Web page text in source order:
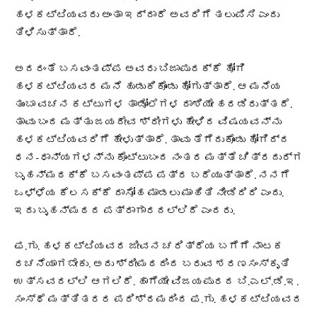
ಹಳಕಟ್ಟಿಯವರು ಅಂತಾ ಇದ್ದಾರೆ ಅವರಿಗೆ ತಲುಪಿಸಿ ಎಂದು
ತಿಳಿಸುತ್ತಾರೆ.
ಅದರಂತೆ ಬಸವಂತಪ್ಪ ಅವರು ಬಿಜಾಪುರಕ್ಕೆ ಹೋಗಿ
ಹಳಕಟ್ಟಿಯವರ ಮನೆ ಹುಡುಕಿಕೊಂಡು ಹೋಗುತ್ತಾರೆ. ಆ ಮನೆಯ
ತುಂಬಾ ವಚನ ಕಟ್ಟುಗಳ ತಾಡೋಲೆಗಳ ರಾಶಿಯೇ ಹರಡಿರುತ್ತದೆ.
ತಾವು ಬಂದ ಮತ್ತು ಜಯದೇವ ಶ್ರೀಗಳು ಹೇಳಿದ ವಿಷಯವನ್ನು
ಹಳಕಟ್ಟಿಯವರಿಗೆ ಹೇಳುತ್ತಾರೆ. ತಾವು ತೆಗೆದುಕೊಂಡು ಹೋಗಿದ್ದ
ಧನ-ಧಾನ್ಯಗಳನ್ನು ಕೊಟ್ಟುಬಂದ ನಂತರ ಮತ್ತೆ ಚಿತ್ರದುರ್ಗ
ಬೃಹನ್ಮಠಕ್ಕೆ ಬಸವಂತಪ್ಪ ಪತ್ರ ಬರೆಯುತ್ತಾರೆ. ನನಗೆ
ಒಳ್ಳೆಯ ಕೆಲಸಕ್ಕೆ ದಾಸೋಹ ಮಾಡಲು ಮಾಹಿತಿ ನೀಡಿದಿರಿ ಎಂದು.
ಇದು ಬೃಹನ್ಮಠದ ಪತ್ರಾಗಾರದಲ್ಲಿದೆ ಎಂದರು.
ಫ.ಗು. ಹಳಕಟ್ಟಿಯವರ ಜೀವನ ಚರಿತ್ರೆಯ ಬಗೆಗೆ ನಾಟಕ
ರಚನೆಯಾಗಬೇಕು. ಅದು ಶ್ರೀಮಠದಿಂದ ಬರುವ ಶರಣಸಂಸ್ಕೃತಿ
ಉತ್ಸವದಲ್ಲಿ ಆಗಲಿದೆ. ಹಾಗೆಯೇ ವಿಜಯಪುರದ ಬಿ.ಎಲ್.ಡಿ.ಇ.
ಸಂಸ್ಥೆ ಮತ್ತಿತರರ ಪರಿಶ್ರಮದಿಂದ ಫ.ಗು. ಹಳಕಟ್ಟಿಯವರ